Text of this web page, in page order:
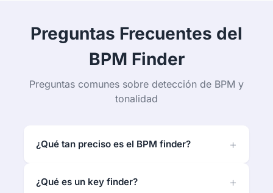
Preguntas Frecuentes del
BPM Finder
Preguntas comunes sobre detección de BPM y
tonalidad
¿Qué tan preciso es el BPM finder?
¿Qué es un key finder?